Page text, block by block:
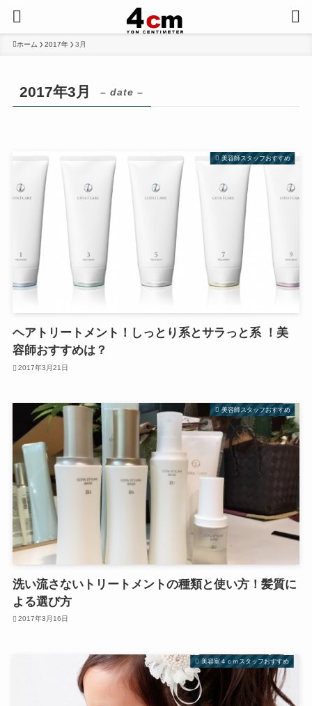
ホーム 2017年 3月
2017年3月 – date –
美容師スタッフおすすめ
ヘアトリートメント！しっとり系とサラっと系 ！美
容師おすすめは？
2017年3月21日
美容師スタッフおすすめ
洗い流さないトリートメントの種類と使い方！髪質に
よる選び方
2017年3月16日
美容室４ｃｍスタッフおすすめ